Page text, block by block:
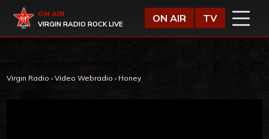
Virgin Radio
ON AIR
VIRGIN RADIO ROCK LIVE
ON AIR TV
Virgin Radio › Video Webradio › Honey